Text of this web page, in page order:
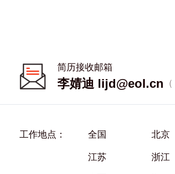
简历接收邮箱
李婧迪 lijd@eol.cn
工作地点： 全国 北京
江苏 浙江